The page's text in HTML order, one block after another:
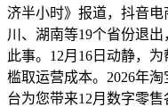
济半小时》报道，抖音电
川、湖南等19个省份退
此事。12月16日动静，
槛取运营成本。2026年
台为您带来12月数字零